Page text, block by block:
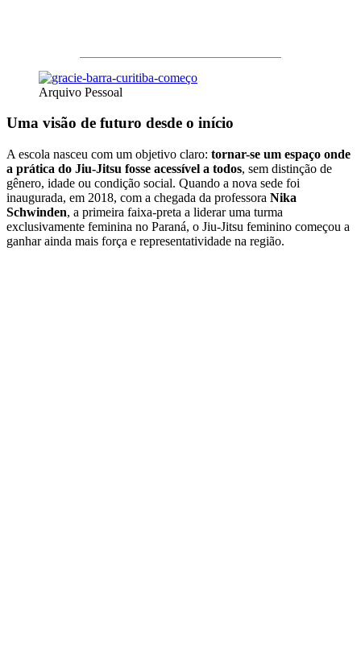
Arquivo Pessoal
Uma visão de futuro desde o início
A escola nasceu com um objetivo claro: tornar-se um espaço onde
a prática do Jiu-Jitsu fosse acessível a todos, sem distinção de
gênero, idade ou condição social. Quando a nova sede foi
inaugurada, em 2018, com a chegada da professora Nika
Schwinden, a primeira faixa-preta a liderar uma turma
exclusivamente feminina no Paraná, o Jiu-Jitsu feminino começou a
ganhar ainda mais força e representatividade na região.